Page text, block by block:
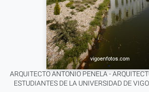
ARQUITECTO ANTONIO PENELA -
ESTUDIANTES DE LA UNIVERSIDAD DE VIGO.